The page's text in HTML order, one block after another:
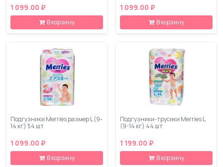
1 099.00 ₽
В корзину
1 099.00 ₽
В корзину
Подгузники Merries размер L (9-
14 кг) 54 шт
1 099.00 ₽
В корзину
Подгузники-трусики Merries L
(9-14 кг) 44 шт
1 199.00 ₽
В корзину